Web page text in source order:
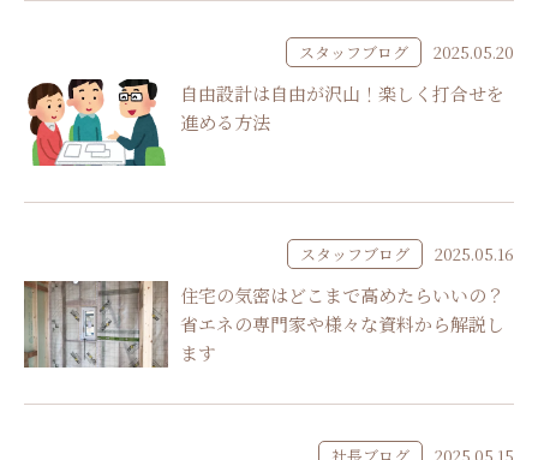
スタッフブログ 2025.05.20
自由設計は自由が沢山！楽しく打合せを
進める方法
スタッフブログ 2025.05.16
住宅の気密はどこまで高めたらいいの？
省エネの専門家や様々な資料から解説し
ます